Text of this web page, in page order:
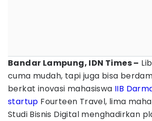
Bandar Lampung, IDN Times –
cuma mudah, tapi juga bisa
berkat inovasi mahasiswa IIB
startup Fourteen Travel, lima
Studi Bisnis Digital menghadirkan